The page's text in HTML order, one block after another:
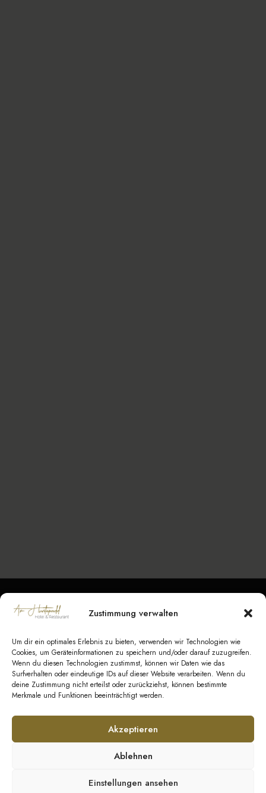
Zustimmung verwalten
Um dir ein optimales Erlebnis zu bieten, verwenden wir Technologien wie
Cookies, um Geräteinformationen zu speichern und/oder darauf zuzugreifen.
Wenn du diesen Technologien zustimmst, können wir Daten wie das
Surfverhalten oder eindeutige IDs auf dieser Website verarbeiten. Wenn du
deine Zustimmung nicht erteilst oder zurückziehst, können bestimmte
Merkmale und Funktionen beeinträchtigt werden.
Akzeptieren
Ablehnen
Einstellungen ansehen
Datenschutz |Impressum|Barrierefreiheit
AGB Hotel| AGB Veranstaltungen|AGB
Catering
© Copyright 2026 GeestEvents UG & Co. KG
Social Media: